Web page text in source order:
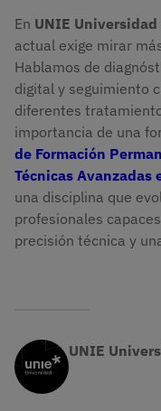
En UNIE Universidad
actual exige mirar
Hablamos de
digital y seguimiento
diferentes
importancia de una
de Formación
Técnicas Avanzadas
una disciplina que
profesionales
precisión técnica y
UNIE